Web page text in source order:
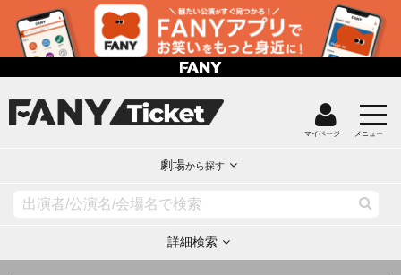
マイページ メニュー
劇場から探す
詳細検索